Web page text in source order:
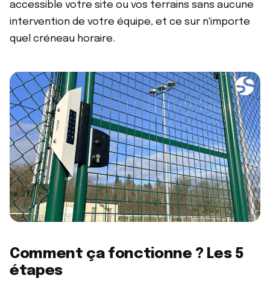
accessible votre site ou vos terrains sans aucune
intervention de votre équipe, et ce sur n'importe
quel créneau horaire.
Comment ça fonctionne ? Les 5
étapes